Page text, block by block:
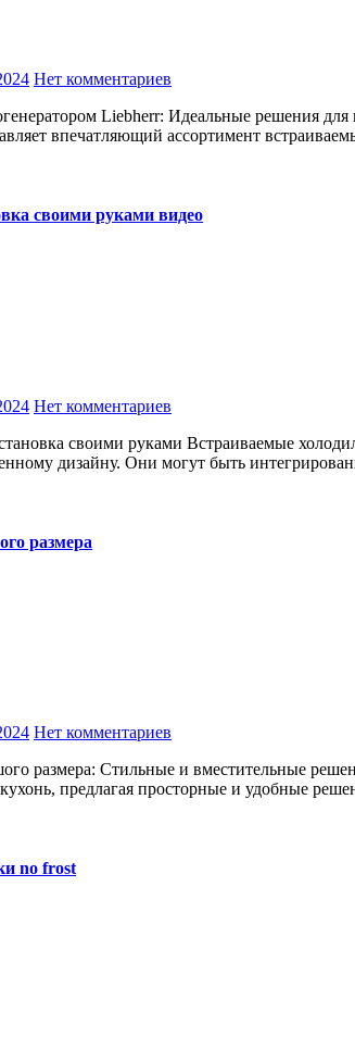
Нет комментариев
Liebherr: Идеальные решения
впечатляющий ассортимент
своими руками видео
Нет комментариев
дизайну. Они могут быть
размера
Нет комментариев
размера: Стильные и вместительные
предлагая просторные и удобные
no frost